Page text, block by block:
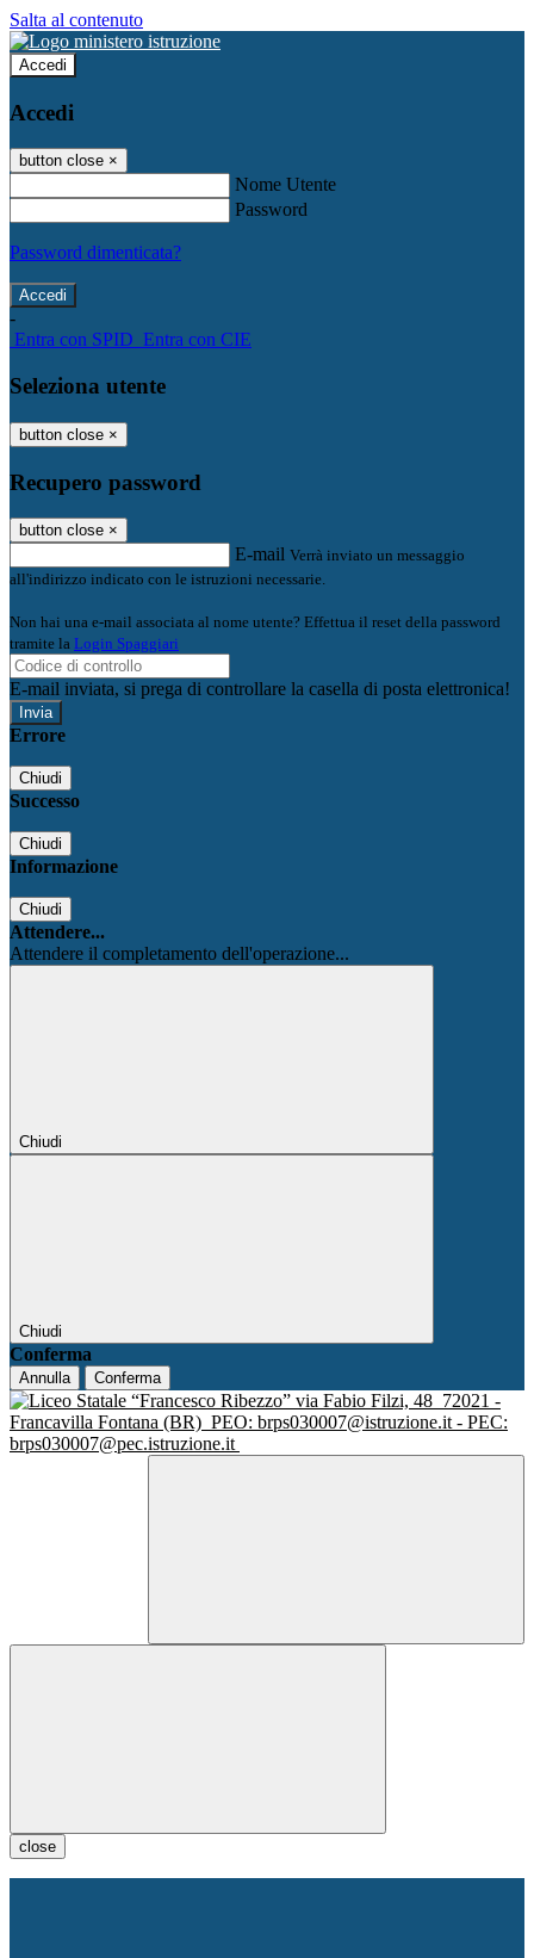
Salta al contenuto
Accedi
Accedi
button close ×
Nome Utente
Password
Password dimenticata?
-
Entra con SPID Entra con CIE
Seleziona utente
button close ×
Recupero password
button close ×
E-mail Verrà inviato un messaggio
all'indirizzo indicato con le istruzioni necessarie.
Non hai una e-mail associata al nome utente? Effettua il reset della password
tramite la Login Spaggiari
E-mail inviata, si prega di controllare la casella di posta elettronica!
Errore
Chiudi
Successo
Chiudi
Informazione
Chiudi
Attendere...
Attendere il completamento dell'operazione...
Chiudi
Chiudi
Conferma
Annulla Conferma
via Fabio Filzi, 48 72021 -
Francavilla Fontana (BR) PEO: brps030007@istruzione.it - PEC:
brps030007@pec.istruzione.it
close